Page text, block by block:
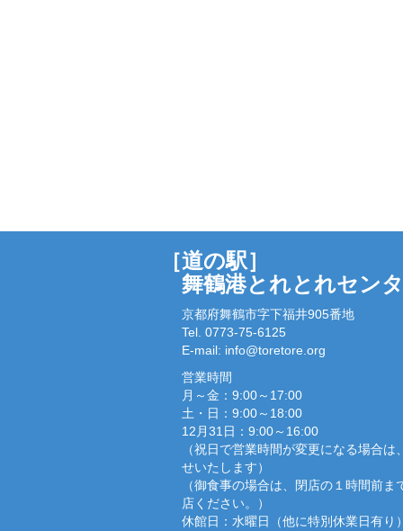
［道の駅］
舞鶴港とれとれセン
京都府舞鶴市字下福井905番地
Tel. 0773-75-6125
E-mail: info@toretore.org
営業時間
月～金：9:00～17:00
土・日：9:00～18:00
12月31日：9:00～16:00
（祝日で営業時間が変更になる場合は
せいたします）
（御食事の場合は、閉店の１時間前ま
店ください。）
休館日：水曜日（他に特別休業日有り）